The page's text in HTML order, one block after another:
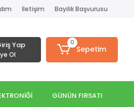
İletişim Bayilik Başvurusu
Yap
Ol
0
Sepetim
GÜNÜN FIRSATI